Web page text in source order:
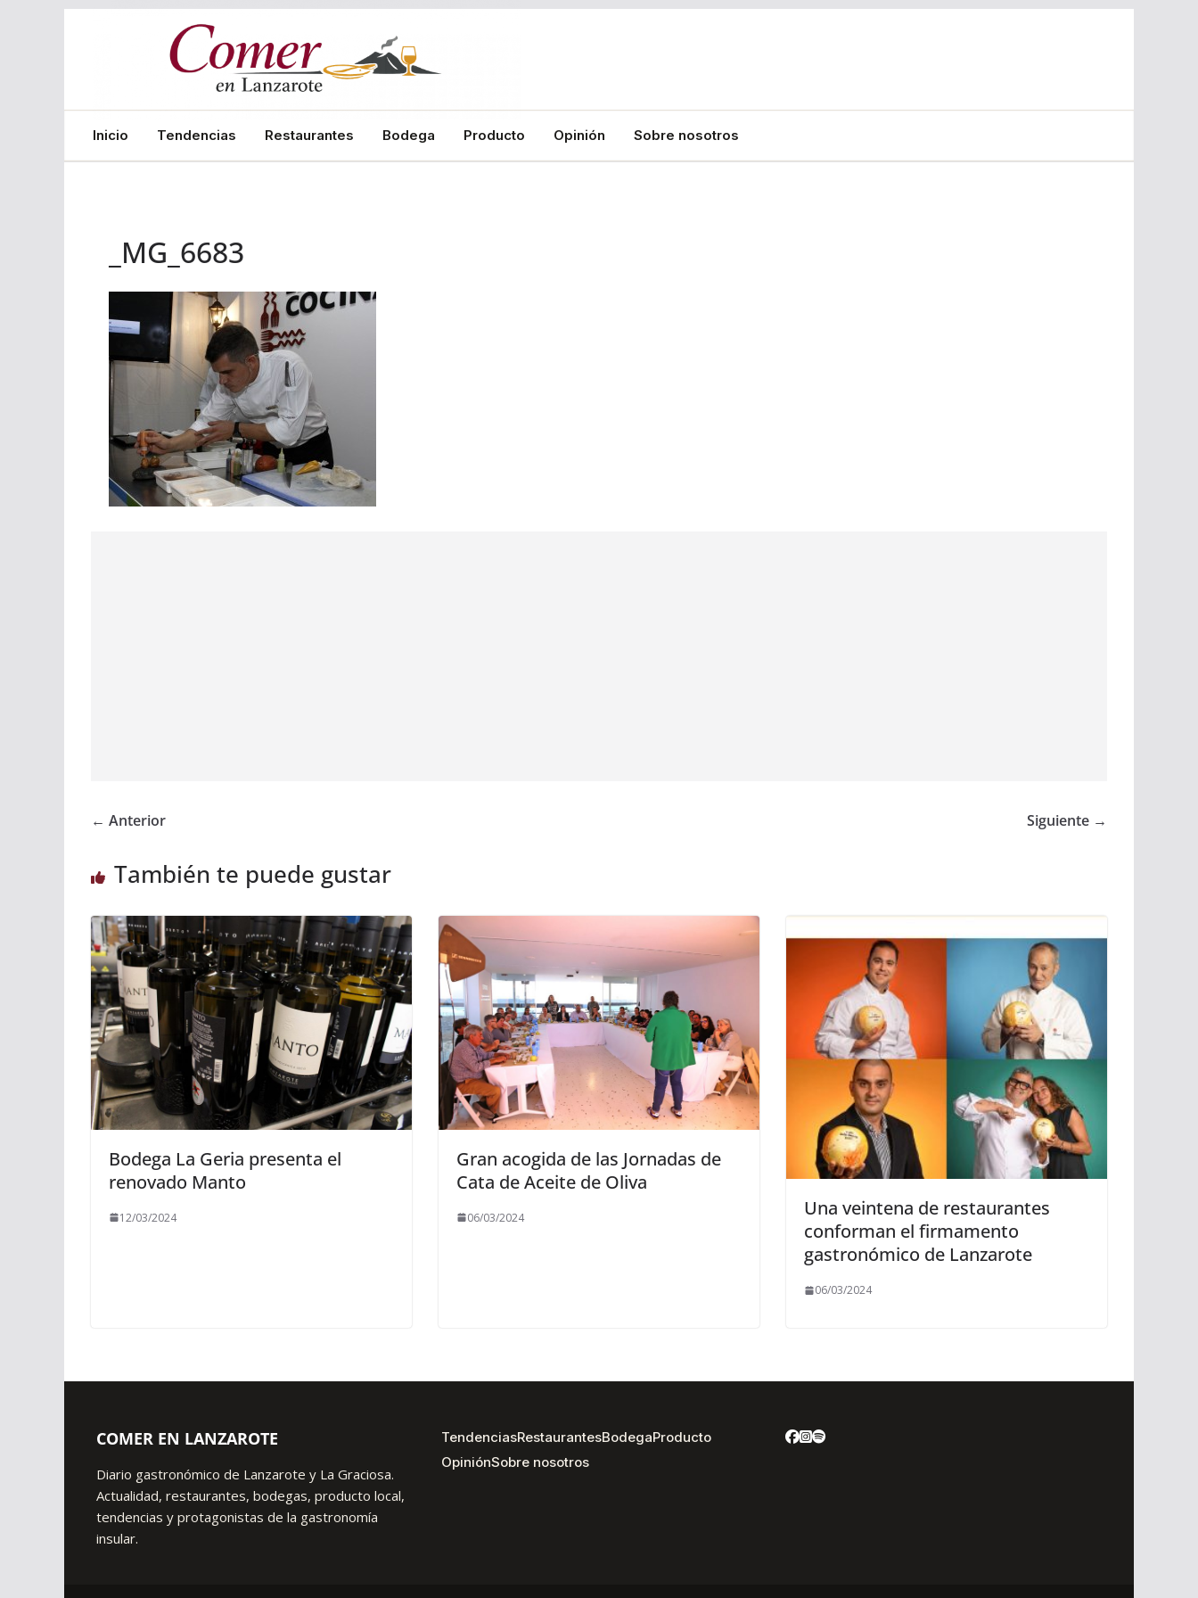
Inicio Tendencias Restaurantes Bodega Producto Opinión Sobre nosotros
_MG_6683
← Anterior Siguiente →
También te puede gustar
Bodega La Geria presenta el
renovado Manto
12/03/2024
Gran acogida de las Jornadas de
Cata de Aceite de Oliva
06/03/2024
Una veintena de restaurantes
conforman el firmamento
gastronómico de Lanzarote
06/03/2024
COMER EN LANZAROTE
Diario gastronómico de Lanzarote y La Graciosa.
Actualidad, restaurantes, bodegas, producto local,
tendencias y protagonistas de la gastronomía
insular.
TendenciasRestaurantesBodegaProducto
OpiniónSobre nosotros